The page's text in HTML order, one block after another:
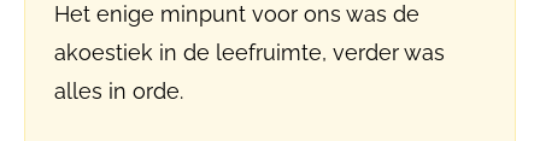
Het enige minpunt voor ons was de
akoestiek in de leefruimte, verder was
alles in orde.